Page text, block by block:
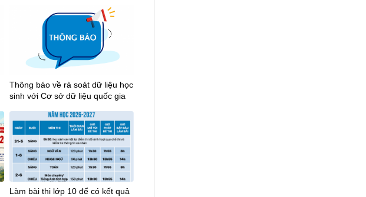
Thông báo về rà soát dữ liệu học
sinh với Cơ sở dữ liệu quốc gia
Làm bài thi lớp 10 để có kết quả